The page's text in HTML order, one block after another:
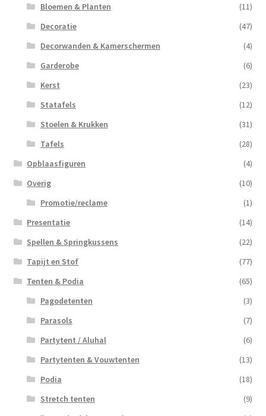
Bloemen & Planten
(11)
Decoratie
(47)
Decorwanden & Kamerschermen
(4)
Garderobe
(6)
Kerst
(23)
Statafels
(12)
Stoelen & Krukken
(31)
Tafels
(28)
Opblaasfiguren
(4)
Overig
(10)
Promotie/reclame
(1)
Presentatie
(14)
Spellen & Springkussens
(22)
Tapijt en Stof
(77)
Tenten & Podia
(65)
Pagodetenten
(3)
Parasols
(7)
Partytent / Aluhal
(6)
Partytenten & Vouwtenten
(13)
Podia
(18)
Stretch tenten
(9)